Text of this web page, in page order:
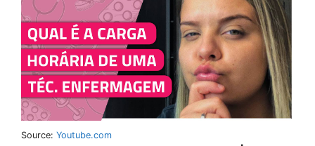
Source: Youtube.com